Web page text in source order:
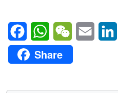
FacebookWhatsAppWeChatEmail
Share